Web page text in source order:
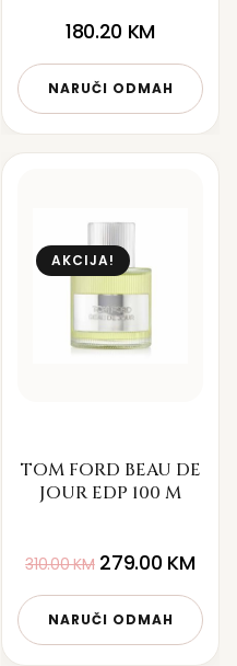
180.20 KM
NARUČI ODMAH
AKCIJA!
TOM FORD BEAU DE
JOUR EDP 100 M
310.00KM 279.00 KM
NARUČI ODMAH